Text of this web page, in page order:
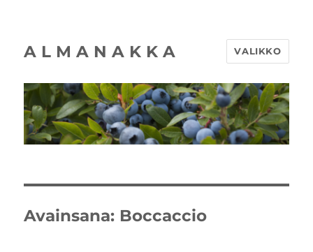
A L M A N A K K A VALIKKO
Avainsana: Boccaccio